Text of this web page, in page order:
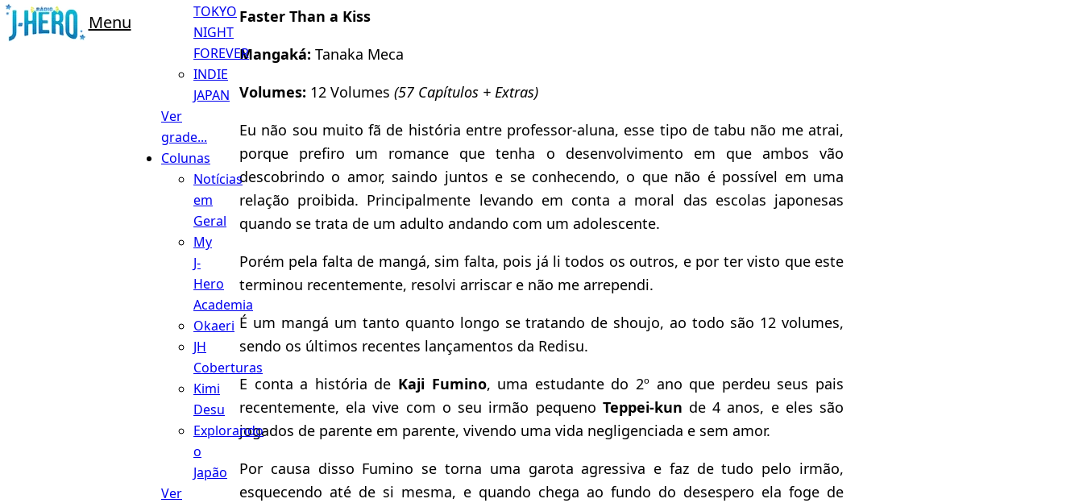
Menu
TOKYO
NIGHT
FOREVER
INDIE
JAPAN
Ver
grade...
Colunas
Notícias
em
Geral
My
J-
Hero
Academia
Okaeri
JH
Coberturas
Kimi
Desu
Explorando
o
Japão
Ver
Faster Than a Kiss
Mangaká: Tanaka Meca
Volumes: 12 Volumes (57 Capítulos + Extras)
Eu não sou muito fã de história entre professor-aluna, esse tipo de tabu não me atrai,
porque prefiro um romance que tenha o desenvolvimento em que ambos vão
descobrindo o amor, saindo juntos e se conhecendo, o que não é possível em uma
relação proibida. Principalmente levando em conta a moral das escolas japonesas
quando se trata de um adulto andando com um adolescente.
Porém pela falta de mangá, sim falta, pois já li todos os outros, e por ter visto que este
terminou recentemente, resolvi arriscar e não me arrependi.
É um mangá um tanto quanto longo se tratando de shoujo, ao todo são 12 volumes,
sendo os últimos recentes lançamentos da Redisu.
E conta a história de Kaji Fumino, uma estudante do 2º ano que perdeu seus pais
recentemente, ela vive com o seu irmão pequeno Teppei-kun de 4 anos, e eles são
jogados de parente em parente, vivendo uma vida negligenciada e sem amor.
Por causa disso Fumino se torna uma garota agressiva e faz de tudo pelo irmão,
esquecendo até de si mesma, e quando chega ao fundo do desespero ela foge de